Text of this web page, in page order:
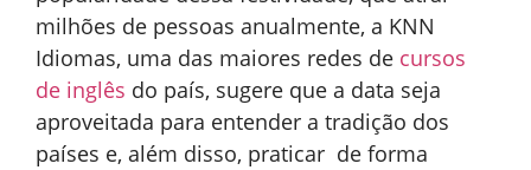
milhões de pessoas anualmente, a KNN
Idiomas, uma das maiores redes de cursos
de inglês do país, sugere que a data seja
aproveitada para entender a tradição dos
países e, além disso, praticar de forma